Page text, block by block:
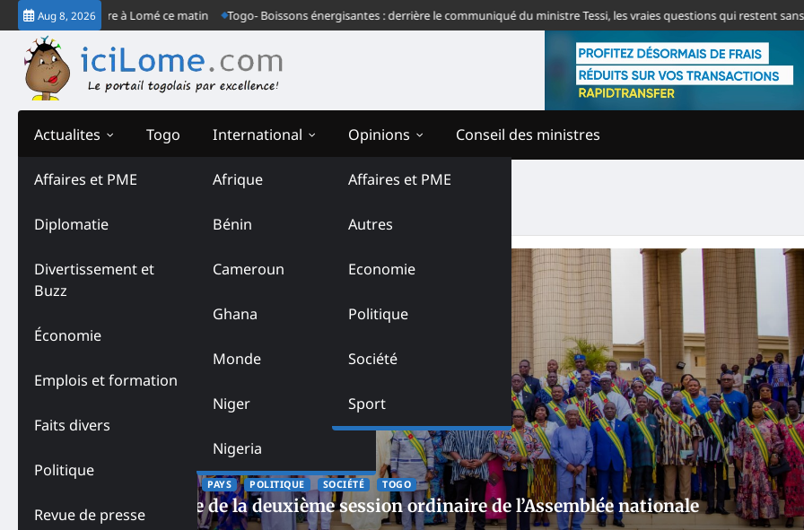
Skip
to
content
Aug 8, 2026
ordinaire à Lomé ce matin Togo- Boissons énergisantes : derrière le communiqué du ministre Tessi, les vraies questions qui restent sans réponse
Actualites
Affaires et PME
Diplomatie
Divertissement et
Buzz
Économie
Emplois et formation
Faits divers
Politique
Revue de presse
Togo International
Afrique
Bénin
Cameroun
Ghana
Monde
Niger
Nigeria
Opinions
Affaires et PME
Autres
Economie
Politique
Société
Sport
Conseil des ministres
Tag:Assemblée nationale
PAYS POLITIQUE SOCIÉTÉ TOGO
Togo – Ouverture de la deuxième session ordinaire de l’Assemblée nationale